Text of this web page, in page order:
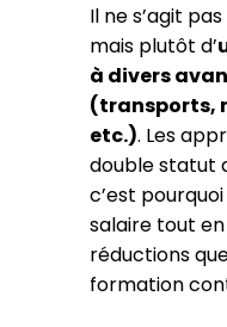
Il ne s’agit
mais plutôt d’
à divers
(transports,
etc.). Les
double statut
c’est
salaire tout
réductions
formation